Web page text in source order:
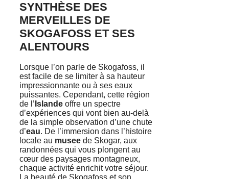
SYNTHÈSE DES
MERVEILLES DE
SKOGAFOSS ET SES
ALENTOURS
Lorsque l’on parle de Skogafoss, il
est facile de se limiter à sa hauteur
impressionnante ou à ses eaux
puissantes. Cependant, cette région
de l’ Islande offre un spectre
d’expériences qui vont bien au-delà
de la simple observation d’une chute
d’eau. De l’immersion dans l’histoire
locale au musee de Skogar, aux
randonnées qui vous plongent au
cœur des paysages montagneux,
chaque activité enrichit votre séjour.